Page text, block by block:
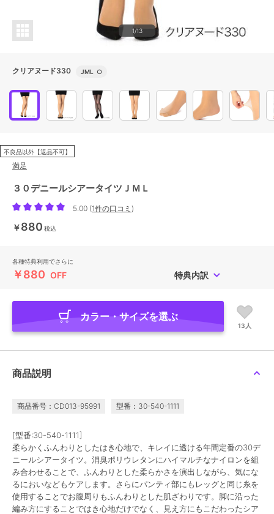
1/13
クリアヌード330 JML ○
不良品以外【返品不可】
満足
３０デニールシアータイツＪＭＬ
5.00 (1件の口コミ )
￥880 税込
各種特典利用でさらに
￥880 OFF 特典内訳
カラー・サイズを選ぶ
13人
商品説明
商品番号：CD013-95991 型番：30-540-1111
[型番:30-540-1111]
柔らかくふんわりとしたはき心地で、キレイに透ける年間定番の30デ
ニールシアータイツ。消臭ポリウレタンにハイマルチなナイロンを組
み合わせることで、ふんわりとした柔らかさを演出しながら、気にな
るにおいなどもケアします。さらにパンティ部にもレッグと同じ糸を
使用することでお腹周りもふんわりとした肌ざわりです。脚に沿った
編み方にすることではき心地だけでなく、見え方にもこだわったシア